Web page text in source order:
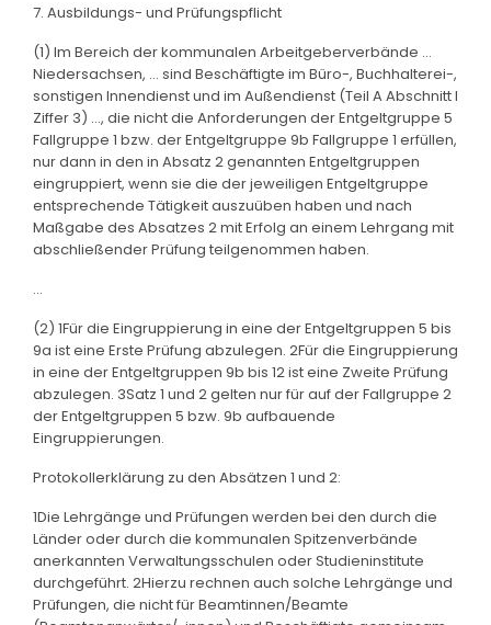
7. Ausbildungs- und Prüfungspflicht
(1) Im Bereich der kommunalen Arbeitgeberverbände ...
Niedersachsen, ... sind Beschäftigte im Büro-, Buchhalterei-,
sonstigen Innendienst und im Außendienst (Teil A Abschnitt I
Ziffer 3) ..., die nicht die Anforderungen der Entgeltgruppe 5
Fallgruppe 1 bzw. der Entgeltgruppe 9b Fallgruppe 1 erfüllen,
nur dann in den in Absatz 2 genannten Entgeltgruppen
eingruppiert, wenn sie die der jeweiligen Entgeltgruppe
entsprechende Tätigkeit auszuüben haben und nach
Maßgabe des Absatzes 2 mit Erfolg an einem Lehrgang mit
abschließender Prüfung teilgenommen haben.
...
(2) 1Für die Eingruppierung in eine der Entgeltgruppen 5 bis
9a ist eine Erste Prüfung abzulegen. 2Für die Eingruppierung
in eine der Entgeltgruppen 9b bis 12 ist eine Zweite Prüfung
abzulegen. 3Satz 1 und 2 gelten nur für auf der Fallgruppe 2
der Entgeltgruppen 5 bzw. 9b aufbauende
Eingruppierungen.
Protokollerklärung zu den Absätzen 1 und 2:
1Die Lehrgänge und Prüfungen werden bei den durch die
Länder oder durch die kommunalen Spitzenverbände
anerkannten Verwaltungsschulen oder Studieninstitute
durchgeführt. 2Hierzu rechnen auch solche Lehrgänge und
Prüfungen, die nicht für Beamtinnen/Beamte